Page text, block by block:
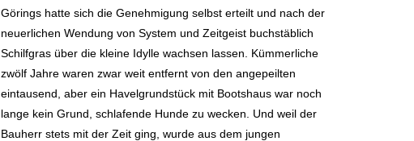
Görings hatte sich die Genehmigung selbst erteilt und nach der
neuerlichen Wendung von System und Zeitgeist buchstäblich
Schilfgras über die kleine Idylle wachsen lassen. Kümmerliche
zwölf Jahre waren zwar weit entfernt von den angepeilten
eintausend, aber ein Havelgrundstück mit Bootshaus war noch
lange kein Grund, schlafende Hunde zu wecken. Und weil der
Bauherr stets mit der Zeit ging, wurde aus dem jungen